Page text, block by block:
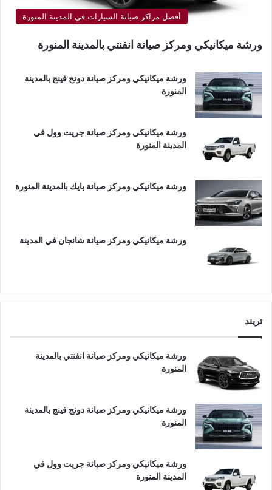
أفضل مراكز صيانة السيارات في المدينة المنورة
ورشة ميكانيكي ومركز صيانة انفنتي بالمدينة المنورة
ورشة ميكانيكي ومركز صيانة دونج فينج بالمدينة
المنورة
ورشة ميكانيكي ومركز صيانة جريت وول في
المدينة المنورة
ورشة ميكانيكي ومركز صيانة بايك بالمدينة المنورة
ورشة ميكانيكي ومركز صيانة شانجان في المدينة
تريند
ورشة ميكانيكي ومركز صيانة انفنتي بالمدينة
المنورة
ورشة ميكانيكي ومركز صيانة دونج فينج بالمدينة
المنورة
ورشة ميكانيكي ومركز صيانة جريت وول في
المدينة المنورة